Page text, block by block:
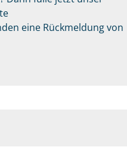
eine Rückmeldung von